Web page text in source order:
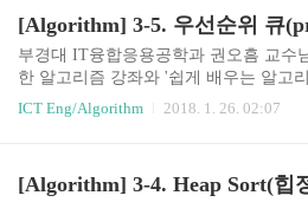
없다는 것이 이번 학습에서 얻을 수 있
유형Comparison sort데이터들간의 상
렬하는 알고리즘따라서 데이터들간의
[Algorithm] 3-5. 우선순위 큐
부경대 IT융합응용공학과 권오흠 교수
한 알고리즘 강좌와 '쉽게 배우는 알고
병로'등을 통한 알고리즘 학습 강좌 링
eue)힙의 응용: 우선순위 큐최대 우선순
우선순위 큐(minimum priority queue)는
ICT Eng/Algorithm 2018. 1. 26. 02:07
[Algorithm] 3-4. Heap Sort(힙